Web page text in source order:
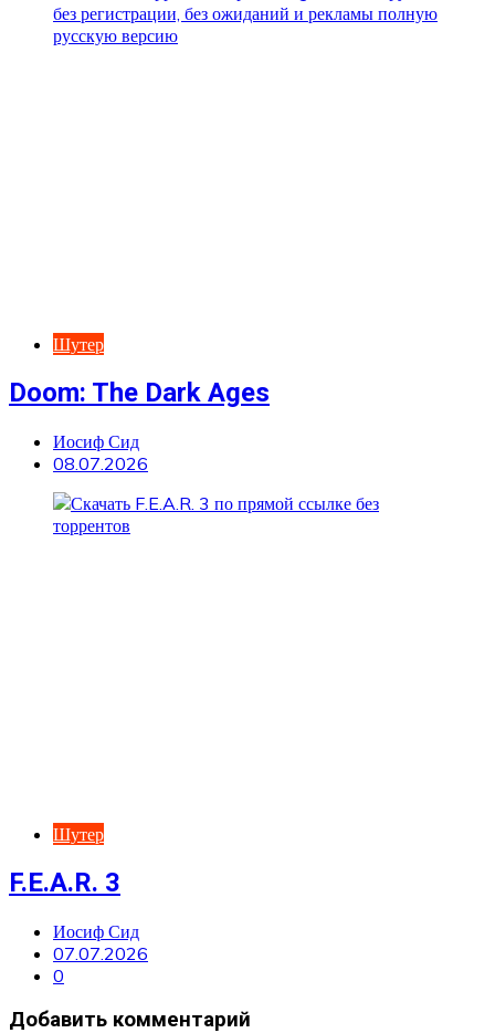
Шутер
Doom: The Dark Ages
Иосиф Сид
08.07.2026
Шутер
F.E.A.R. 3
Иосиф Сид
07.07.2026
0
Добавить комментарий